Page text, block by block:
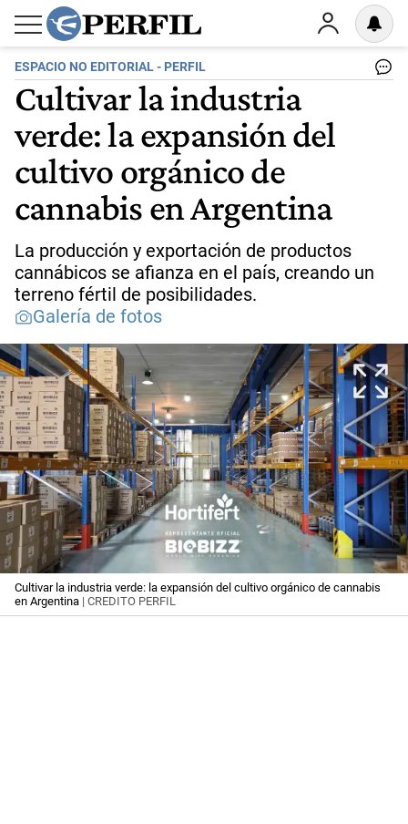
ESPACIO NO EDITORIAL - PERFIL
Cultivar la industria
verde: la expansión del
cultivo orgánico de
cannabis en Argentina
La producción y exportación de productos
cannábicos se afianza en el país, creando un
terreno fértil de posibilidades.
Galería de fotos
Cultivar la industria verde: la expansión del cultivo orgánico de cannabis
en Argentina | CREDITO PERFIL